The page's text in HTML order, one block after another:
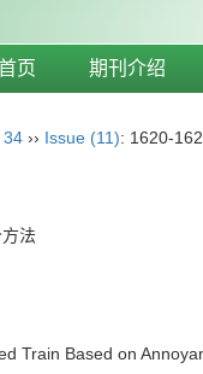
页 期刊介绍
34 ›› Issue (11): 1620-
法
Train Based on